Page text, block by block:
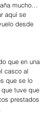
mucho…
aquí se
desde
que en una
casco al
que se lo
tuve que
prestados